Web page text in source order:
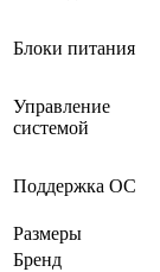
Блоки питания
Управление
системой
Поддержка ОС
Размеры
Бренд